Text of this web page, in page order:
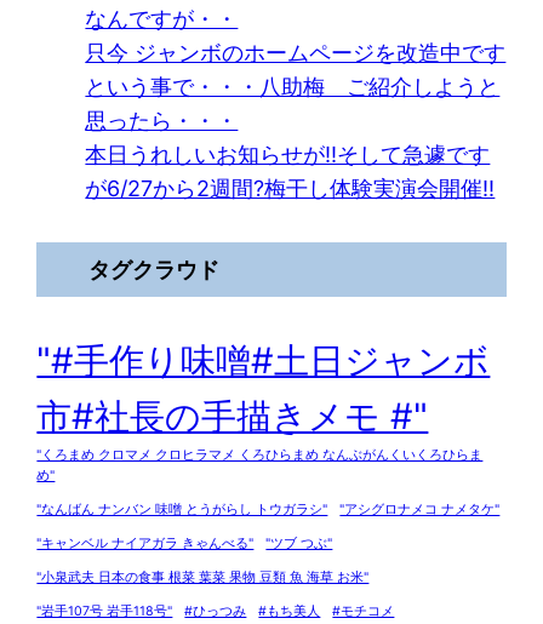
なんですが・・
只今 ジャンボのホームページを改造中です
という事で・・・八助梅 ご紹介しようと
思ったら・・・
本日うれしいお知らせが!!そして急遽です
が6/27から2週間?梅干し体験実演会開催!!
タグクラウド
"#手作り味噌#土日ジャンボ
市#社長の手描きメモ #"
"くろまめ クロマメ クロヒラマメ くろひらまめ なんぶがんくいくろひらま
め"
"なんばん ナンバン 味噌 とうがらし トウガラシ" "アシグロナメコ ナメタケ"
"キャンベル ナイアガラ きゃんべる" "ツブ つぶ"
"小泉武夫 日本の食事 根菜 葉菜 果物 豆類 魚 海草 お米"
"岩手107号 岩手118号" #ひっつみ #もち美人 #モチコメ